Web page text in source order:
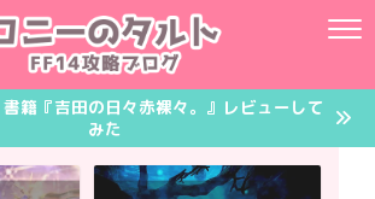
籍『吉田の日々赤裸々。』レビューして
みた